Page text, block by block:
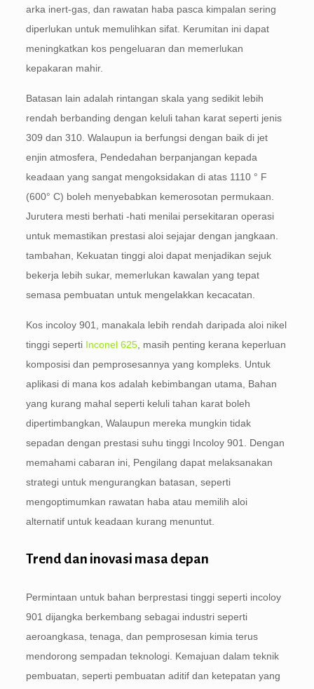
arka inert-gas, dan rawatan haba pasca kimpalan sering
diperlukan untuk memulihkan sifat. Kerumitan ini dapat
meningkatkan kos pengeluaran dan memerlukan
kepakaran mahir.
Batasan lain adalah rintangan skala yang sedikit lebih
rendah berbanding dengan keluli tahan karat seperti jenis
309 dan 310. Walaupun ia berfungsi dengan baik di jet
enjin atmosfera, Pendedahan berpanjangan kepada
keadaan yang sangat mengoksidakan di atas 1110 ° F
(600° C) boleh menyebabkan kemerosotan permukaan.
Jurutera mesti berhati -hati menilai persekitaran operasi
untuk memastikan prestasi aloi sejajar dengan jangkaan.
tambahan, Kekuatan tinggi aloi dapat menjadikan sejuk
bekerja lebih sukar, memerlukan kawalan yang tepat
semasa pembuatan untuk mengelakkan kecacatan.
Kos incoloy 901, manakala lebih rendah daripada aloi nikel
tinggi seperti Inconel 625, masih penting kerana keperluan
komposisi dan pemprosesannya yang kompleks. Untuk
aplikasi di mana kos adalah kebimbangan utama, Bahan
yang kurang mahal seperti keluli tahan karat boleh
dipertimbangkan, Walaupun mereka mungkin tidak
sepadan dengan prestasi suhu tinggi Incoloy 901. Dengan
memahami cabaran ini, Pengilang dapat melaksanakan
strategi untuk mengurangkan batasan, seperti
mengoptimumkan rawatan haba atau memilih aloi
alternatif untuk keadaan kurang menuntut.
Trend dan inovasi masa depan
Permintaan untuk bahan berprestasi tinggi seperti incoloy
901 dijangka berkembang sebagai industri seperti
aeroangkasa, tenaga, dan pemprosesan kimia terus
mendorong sempadan teknologi. Kemajuan dalam teknik
pembuatan, seperti pembuatan aditif dan ketepatan yang